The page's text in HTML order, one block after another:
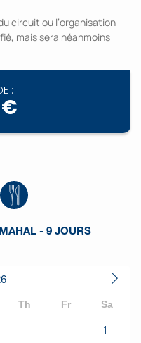
circuit ou l’organisation
mais sera néanmoins
:
- 9 JOURS
Th Fr Sa
1